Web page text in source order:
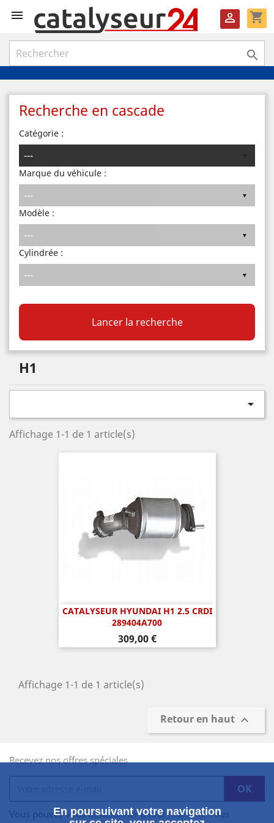
 shopping_cart


Recherche en cascade
Catégorie :
Marque du véhicule :
Modèle :
Cylindrée :
Lancer la recherche
H1

Affichage 1-1 de 1 article(s)
CATALYSEUR HYUNDAI H1 2.5 CRDI
289404A700
Prix
309,00 €
Affichage 1-1 de 1 article(s)
Retour en haut 
Recevez nos offres spéciales
Vous pouvez vous désabonner à tout moment. Vous
En poursuivant votre navigation